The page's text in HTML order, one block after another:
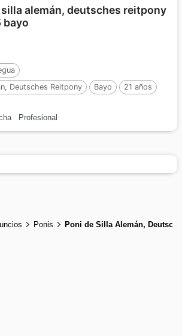
silla alemán, deutsches reitpony
bayo
Deutsches Reitpony
Bayo 21 años
Profesional
Ponis Poni de Silla Alemán,